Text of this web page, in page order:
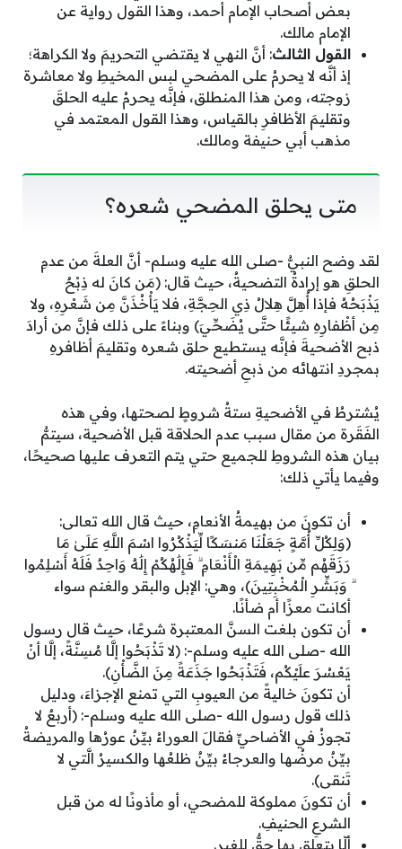
بعض أصحاب الإمام أحمد، وهذا القول رواية عن
الإمام مالك.
القول الثالث: أنَّ النهي لا يقتضي التحريمَ ولا الكراهة؛
إذ أنَّه لا يحرمُ على المضحي لبس المخيطِ ولا معاشرة
زوجته، ومن هذا المنطلق، فإنَّه يحرمُ عليه الحلقَ
وتقليمَ الأظافرِ بالقياس، وهذا القول المعتمد في
مذهب أبي حنيفة ومالك.
متى يحلق المضحي شعره؟
لقد وضح النبيُّ -صلى الله عليه وسلم- أنَّ العلةَ من عدمِ
الحلقِ هو إرادةُ التضحيةُ، حيث قال: (مَن كانَ له ذِبْحٌ
يَذْبَحُهُ فإذا أُهِلَّ هِلالُ ذِي الحِجَّةِ، فلا يَأْخُذَنَّ مِن شَعْرِهِ، ولا
مِن أظْفارِهِ شيئًا حتَّى يُضَحِّيَ) وبناءً على ذلك فإنَّ من أرادَ
ذبح الأضحيةَ فإنَّه يستطيع حلق شعره وتقليمَ أظافرهِ
بمجردِ انتهائه من ذبحِ أضحيته.
يُشترطُ في الأضحيةِ ستةُ شروطٍ لصحتها، وفي هذه
الفَقَرة من مقال سبب عدم الحلاقة قبل الأضحية، سيتمُّ
بيان هذه الشروطِ للجميع حتي يتم التعرف عليها صحيحًا،
وفيما يأتي ذلك:
أن تكونَ من بهيمةُ الأنعامِ، حيث قال الله تعالى:
(وَلِكُلِّ أُمَّةٍ جَعَلْنَا مَنسَكًا لِّيَذْكُرُوا اسْمَ اللَّهِ عَلَىٰ مَا
رَزَقَهُم مِّن بَهِيمَةِ الْأَنْعَامِ ۗ فَإِلَٰهُكُمْ إِلَٰهٌ وَاحِدٌ فَلَهُ أَسْلِمُوا
ۗ وَبَشِّرِ الْمُخْبِتِينَ)، وهي: الإبل والبقر والغنم سواء
أكانت معزًا أم ضأنًا.
أن تكون بلغت السنَّ المعتبرة شرعًا، حيث قال رسول
الله -صلى الله عليه وسلم-: (لا تَذْبَحُوا إلَّا مُسِنَّةً، إلَّا أنْ
يَعْسُرَ علَيْكُم، فَتَذْبَحُوا جَذَعَةً مِنَ الضَّأْنِ).
أن تكونَ خاليةً من العيوبِ التي تمنع الإجزاءَ، ودليل
ذلك قول رسول الله -صلى الله عليه وسلم-: (أربعٌ لا
تجوزُ في الأضاحيِّ فقالَ العوراءُ بيِّنٌ عورُها والمريضةُ
بيِّنٌ مرضُها والعرجاءُ بيِّنٌ ظلعُها والكسيرُ الَّتي لا
تَنقى).
أن تكونَ مملوكة للمضحي، أو مأذونًا له من قبل
الشرعِ الحنيفِ.
ألّا يتعلق بها حقٌّ للغيرِ.